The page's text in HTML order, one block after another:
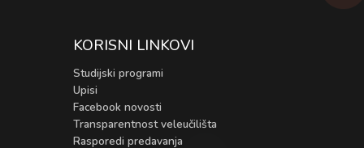
KORISNI LINKOVI
Studijski programi
Upisi
Facebook novosti
Transparentnost veleučilišta
Rasporedi predavanja